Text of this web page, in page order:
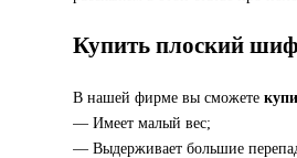
Купить плоский
В нашей фирме вы сможете
— Имеет малый вес;
— Выдерживает большие